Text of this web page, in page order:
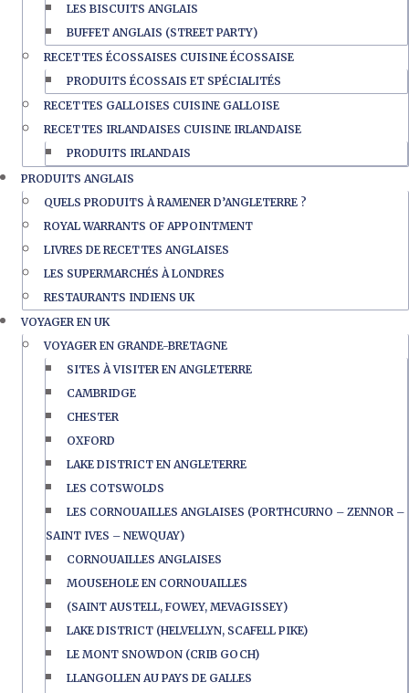
LES BISCUITS ANGLAIS
BUFFET ANGLAIS (STREET PARTY)
RECETTES ÉCOSSAISES CUISINE ÉCOSSAISE
PRODUITS ÉCOSSAIS ET SPÉCIALITÉS
RECETTES GALLOISES CUISINE GALLOISE
RECETTES IRLANDAISES CUISINE IRLANDAISE
PRODUITS IRLANDAIS
PRODUITS ANGLAIS
QUELS PRODUITS À RAMENER D’ANGLETERRE ?
ROYAL WARRANTS OF APPOINTMENT
LIVRES DE RECETTES ANGLAISES
LES SUPERMARCHÉS À LONDRES
RESTAURANTS INDIENS UK
VOYAGER EN UK
VOYAGER EN GRANDE-BRETAGNE
SITES À VISITER EN ANGLETERRE
CAMBRIDGE
CHESTER
OXFORD
LAKE DISTRICT EN ANGLETERRE
LES COTSWOLDS
LES CORNOUAILLES ANGLAISES (PORTHCURNO – ZENNOR –
SAINT IVES – NEWQUAY)
CORNOUAILLES ANGLAISES
MOUSEHOLE EN CORNOUAILLES
(SAINT AUSTELL, FOWEY, MEVAGISSEY)
LAKE DISTRICT (HELVELLYN, SCAFELL PIKE)
LE MONT SNOWDON (CRIB GOCH)
LLANGOLLEN AU PAYS DE GALLES